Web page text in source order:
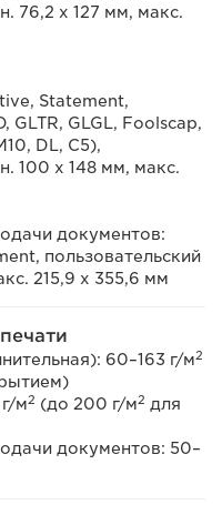
76,2 x 127 мм, макс.
Statement,
GLTR, GLGL, Foolscap,
DL, C5),
100 х 148 мм, макс.
документов:
пользовательский
215,9 x 355,6 мм
60–163 г/м2
м2 (до 200 г/м2 для
документов: 50–